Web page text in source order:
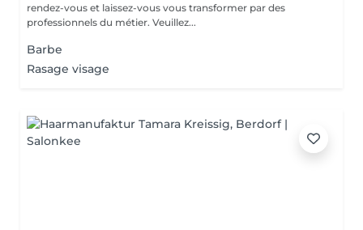
rendez-vous et laissez-vous vous transformer par des
professionnels du métier. Veuillez...
Barbe
Rasage visage